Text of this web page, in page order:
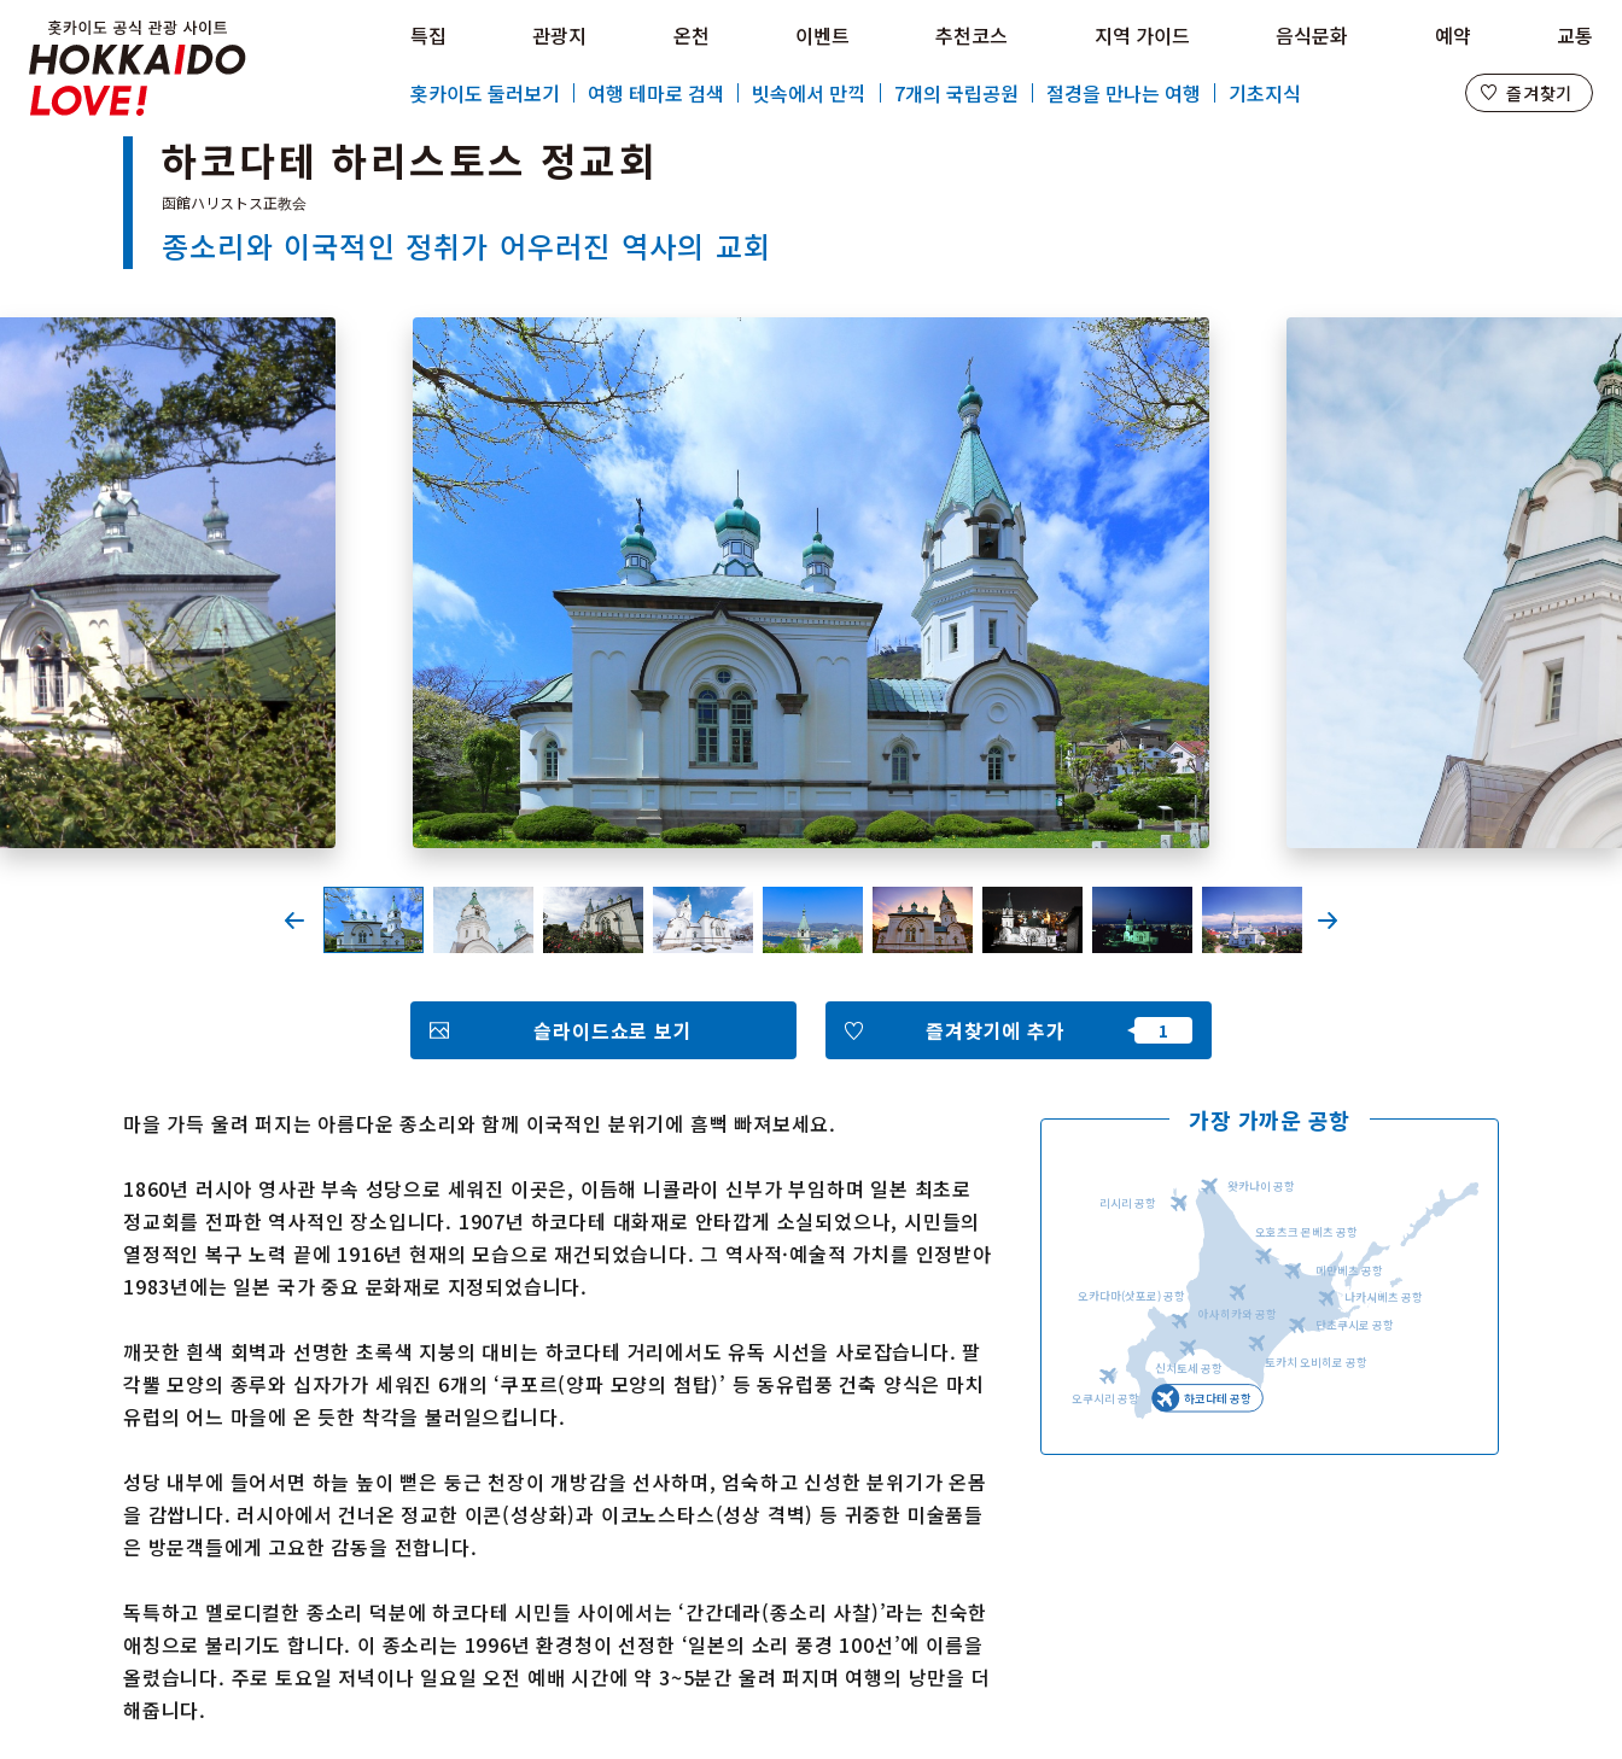
Hokkaido Official Tourism Site HOKKAIDO LOVE!
즐겨찾기
Hokkaido Official Tourism Site HOKKAIDO LOVE!
특집 관광지 온천 이벤트 추천코스 지역 가이드 음식문화 예약
교통
홋카이도 둘러보기
여행 테마로 검색 빗속에서 만끽 7개의 국립공원 절경을 만나는 여행 기초지식 즐겨찾기
지역 가이드
음식문화
홋카이도 둘러보기
여행 테마로 검색
빗속에서 만끽
7개의 국립공원
절경을 만나는 여행
기초지식
즐겨찾기
Faceb
ook
Instag
ram
YouTu
be
포토갤러리
영상갤러리
언어선택
하코다테 하리스토스 정교회
종소리와 이국적인 정취가 어우러진 역사의 교회
마을 가득 울려 퍼지는 아름다운 종소리와 함께 이국적인 분위기에 흠뻑 빠져보세요.
1860년 러시아 영사관 부속 성당으로 세워진 이곳은, 이듬해 니콜라이 신부가 부임하며 일본 최초로
정교회를 전파한 역사적인 장소입니다. 1907년 하코다테 대화재로 안타깝게 소실되었으나, 시민들의
열정적인 복구 노력 끝에 1916년 현재의 모습으로 재건되었습니다. 그 역사적·예술적 가치를 인정받아
1983년에는 일본 국가 중요 문화재로 지정되었습니다.
깨끗한 흰색 회벽과 선명한 초록색 지붕의 대비는 하코다테 거리에서도 유독 시선을 사로잡습니다. 팔
각뿔 모양의 종루와 십자가가 세워진 6개의 ‘쿠포르(양파 모양의 첨탑)’ 등 동유럽풍 건축 양식은 마치
유럽의 어느 마을에 온 듯한 착각을 불러일으킵니다.
성당 내부에 들어서면 하늘 높이 뻗은 둥근 천장이 개방감을 선사하며, 엄숙하고 신성한 분위기가 온몸
을 감쌉니다. 러시아에서 건너온 정교한 이콘(성상화)과 이코노스타스(성상 격벽) 등 귀중한 미술품들
은 방문객들에게 고요한 감동을 전합니다.
독특하고 멜로디컬한 종소리 덕분에 하코다테 시민들 사이에서는 ‘간간데라(종소리 사찰)’라는 친숙한
애칭으로 불리기도 합니다. 이 종소리는 1996년 환경청이 선정한 ‘일본의 소리 풍경 100선’에 이름을
올렸습니다. 주로 토요일 저녁이나 일요일 오전 예배 시간에 약 3~5분간 울려 퍼지며 여행의 낭만을 더
해줍니다.
슬라이드쇼로 보기 즐겨찾기에 추가
가장 가까운 공항
신치토세 공항
오카다마(삿포로) 공항
하코다테 공항
오쿠시리 공항
아사히카와 공항
왓카나이 공항
리시리 공항
오호츠크 몬베츠 공항
메만베츠 공항
나카시베츠 공항
단초쿠시로 공항
토카치 오비히로 공항